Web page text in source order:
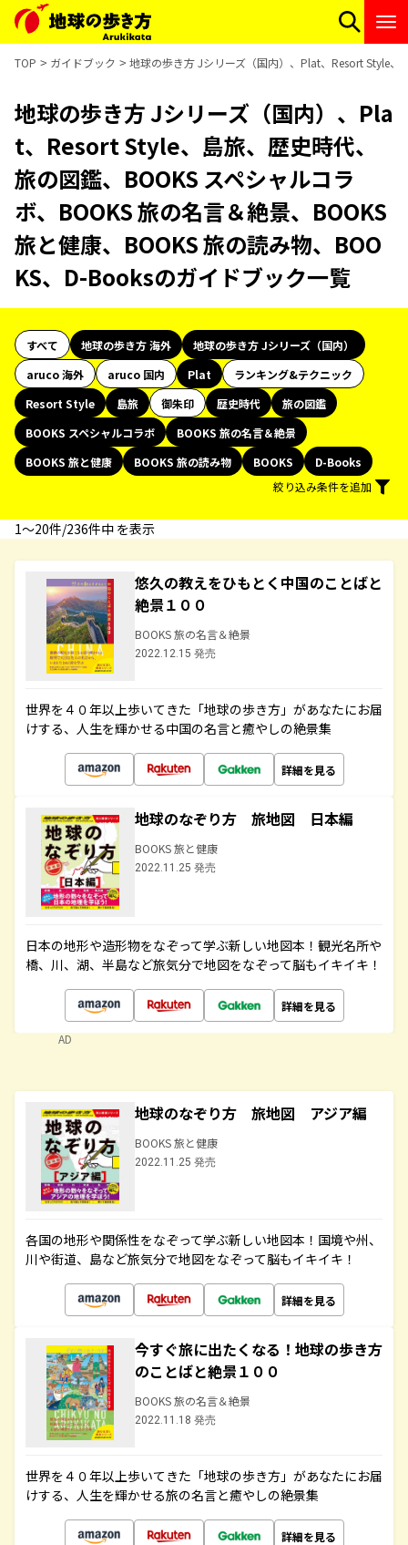
TOP ガイドブック 地球の歩き方 Jシリーズ（国内）、Plat、Resort Style、
地球の歩き方 Jシリーズ（国内）、Pla
t、Resort Style、島旅、歴史時代、
旅の図鑑、BOOKS スペシャルコラ
ボ、BOOKS 旅の名言＆絶景、BOOKS
旅と健康、BOOKS 旅の読み物、BOO
KS、D-Booksのガイドブック一覧
すべて 地球の歩き方 海外
地球の歩き方 Jシリーズ（国内）
aruco 海外
aruco 国内 Plat
ランキング&テクニック
Resort Style
島旅 御朱印 歴史時代
旅の図鑑
BOOKS スペシャルコラボ
BOOKS 旅の名言＆絶景
BOOKS 旅と健康
BOOKS 旅の読み物 BOOKS
D-Books
絞り込み条件を追加
1〜20件/236件中 を表示
悠久の教えをひもとく中国のことばと
絶景１００
BOOKS 旅の名言＆絶景
2022.12.15 発売
世界を４０年以上歩いてきた「地球の歩き方」があなたにお届
けする、人生を輝かせる中国の名言と癒やしの絶景集
詳細を見る
地球のなぞり方 旅地図 日本編
BOOKS 旅と健康
2022.11.25 発売
日本の地形や造形物をなぞって学ぶ新しい地図本！観光名所や
橋、川、湖、半島など旅気分で地図をなぞって脳もイキイキ！
詳細を見る
AD
地球のなぞり方 旅地図 アジア編
BOOKS 旅と健康
2022.11.25 発売
各国の地形や関係性をなぞって学ぶ新しい地図本！国境や州、
川や街道、島など旅気分で地図をなぞって脳もイキイキ！
詳細を見る
今すぐ旅に出たくなる！地球の歩き方
のことばと絶景１００
BOOKS 旅の名言＆絶景
2022.11.18 発売
世界を４０年以上歩いてきた「地球の歩き方」があなたにお届
けする、人生を輝かせる旅の名言と癒やしの絶景集
詳細を見る